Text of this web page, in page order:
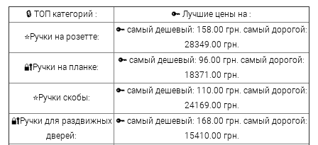
🔒 ТОП категорий : 🔑 Лучшие цены на :
⭐Ручки на розетте:
🔑 самый дешевый: 158.00 грн. самый дорогой:
28349.00 грн.
🔐Ручки на планке:
🔑 самый дешевый: 96.00 грн. самый дорогой:
18371.00 грн.
⭐Ручки скобы:
🔑 самый дешевый: 110.00 грн. самый дорогой:
24169.00 грн.
🔐Ручки для раздвижных
дверей:
🔑 самый дешевый: 168.00 грн. самый дорогой:
15410.00 грн.